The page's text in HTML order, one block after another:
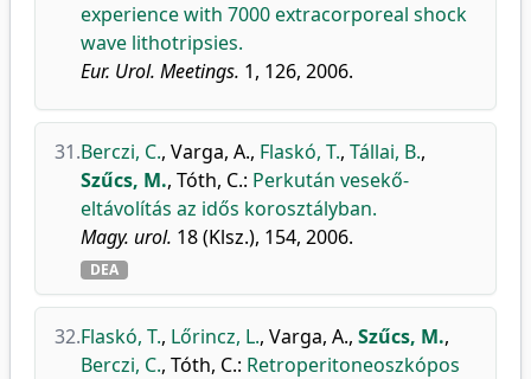
experience with 7000 extracorporeal shock
wave lithotripsies.
Eur. Urol. Meetings. 1, 126, 2006.
31.Berczi, C., Varga, A., Flaskó, T., Tállai, B.,
Szűcs, M., Tóth, C.: Perkután vesekő-
eltávolítás az idős korosztályban.
Magy. urol. 18 (Klsz.), 154, 2006.
DEA
32.Flaskó, T., Lőrincz, L., Varga, A., Szűcs, M.,
Berczi, C., Tóth, C.: Retroperitoneoszkópos